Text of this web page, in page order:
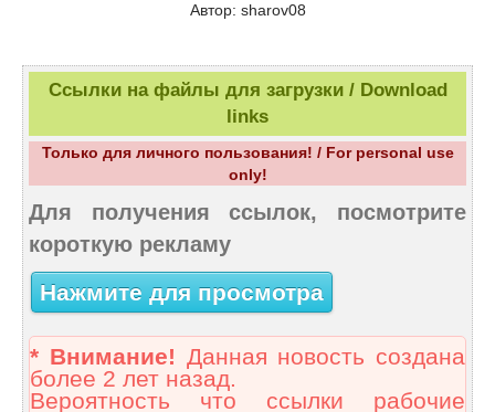
Автор: sharov08
Ссылки на файлы для загрузки / Download
links
Только для личного пользования! / For personal use
only!
Для получения ссылок, посмотрите
короткую рекламу
Нажмите для просмотра
* Внимание! Данная новость создана
более 2 лет назад.
Вероятность что ссылки рабочие